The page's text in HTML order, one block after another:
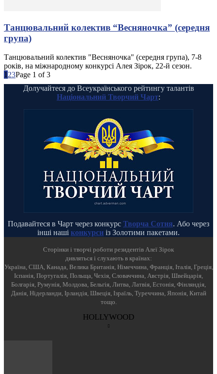
Танцювальний колектив “Весняночка” (середня
група)
Танцювальний колектив "Весняночка" (середня група), 7-8
років, на міжнародному конкурсі Алея Зірок, 22-й сезон.
1 23Page 1 of 3
Долучайтеся до Всеукраїнського рейтингу талантів
Національний Творчий Чарт:
Подавайтеся в Чарт через конкурс Творча Сотня. Або через
інші наші конкурси із Золотими пакетами.
Cторінки і творчі роботи резидентів Алеї Зірок
дивляться і слухають в країнах:
Україна, США, Канада, Велика Британія, Німеччина, Франція, Італія, Греція,
Іспанія, Португалія, Польща, Чехія, Словаччина, Австрія, Швейцарія,
Болгарія, Румунія, Молдова, Бельгія, Литва, Латвія, Естонія, Фінляндія,
Данія, Нідерланди, Ірландія, Швеція, Ізраїль, Туреччина, Японія, Китай
тощо.
HOLLYWOOD